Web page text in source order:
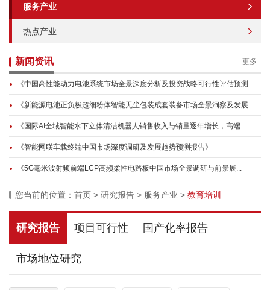
服务产业
热点产业
新闻资讯 更多+
《中国高性能动力电池系统市场全景深度分析及投资战略可行性评估预测...
《新能源电池正负极超细粉体智能无尘包装成套装备市场全景洞察及发展...
《国际AI全域智能水下立体清洁机器人销售收入与销量逐年增长，高端...
《智能网联车载终端中国市场深度调研及发展趋势预测报告》
《5G毫米波射频前端LCP高频柔性电路板中国市场全景调研与前景展...
您当前的位置： 首页 > 研究报告 > 服务产业 > 教育培训
研究报告 项目可行性 国产化率报告
市场地位研究